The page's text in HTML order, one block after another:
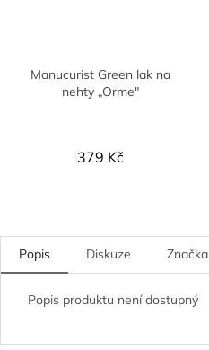
Manucurist Green lak na
nehty „Orme"
379 Kč
Popis Diskuze Značka
Popis produktu není dostupný